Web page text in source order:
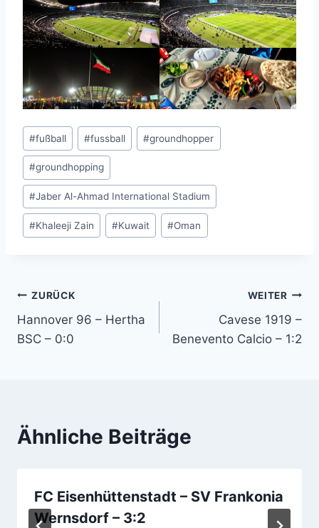
Schlagworte:
#fußball #fussball #groundhopper
#groundhopping
#Jaber Al-Ahmad International Stadium
#Khaleeji Zain #Kuwait #Oman
Beitragsnavigation
ZURÜCK
Hannover 96 – Hertha
BSC – 0:0
WEITER
Cavese 1919 –
Benevento Calcio – 1:2
Ähnliche Beiträge
FC Eisenhüttenstadt – SV Frankonia
Wernsdorf – 3:2